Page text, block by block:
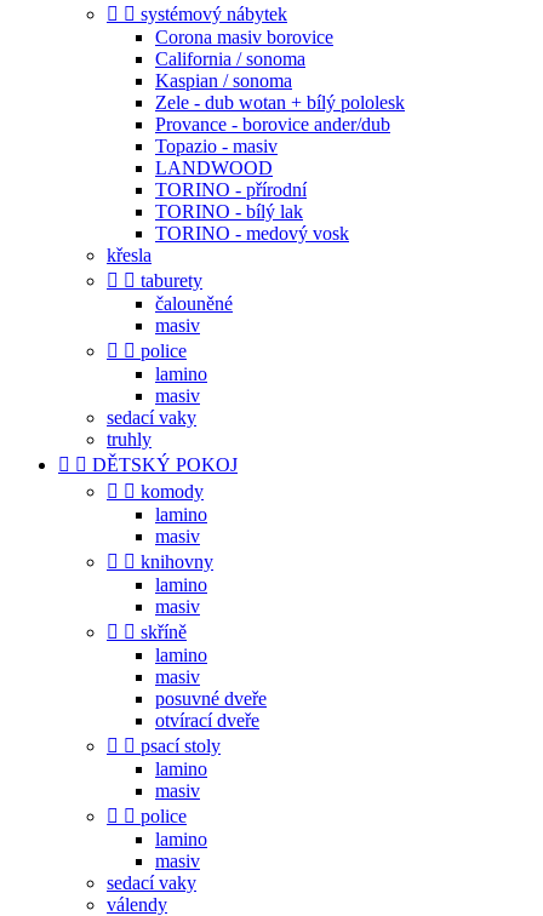
  systémový nábytek
Corona masiv borovice
California / sonoma
Kaspian / sonoma
Zele - dub wotan + bílý pololesk
Provance - borovice ander/dub
Topazio - masiv
LANDWOOD
TORINO - přírodní
TORINO - bílý lak
TORINO - medový vosk
křesla
  taburety
čalouněné
masiv
  police
lamino
masiv
sedací vaky
truhly
  DĚTSKÝ POKOJ
  komody
lamino
masiv
  knihovny
lamino
masiv
  skříně
lamino
masiv
posuvné dveře
otvírací dveře
  psací stoly
lamino
masiv
  police
lamino
masiv
sedací vaky
válendy